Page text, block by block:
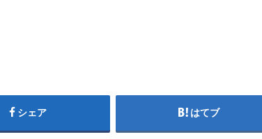
シェア はてブ